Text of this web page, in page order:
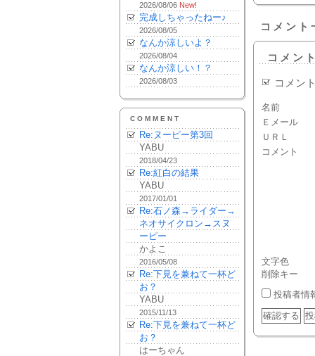
2026/08/06 New!
完成しちゃったねー♪
2026/08/05
なんか涼しいよ？
2026/08/04
なんか涼しい！？
2026/08/03
COMMENT
Re:ヌーピー第3回
YABU
2018/04/23
Re:紅白の結果
YABU
2017/01/01
Re:石ノ森→ライダー→
ネオサイクロン→スヌ
ーピー
かよこ
2016/05/08
Re:下見を兼ねて一杯ど
お？
YABU
2015/11/13
Re:下見を兼ねて一杯ど
お？
はーちゃん
コメント
コメン
コメン
名前
Ｅメール
ＵＲＬ
コメント
文字色
削除キー
投稿者情